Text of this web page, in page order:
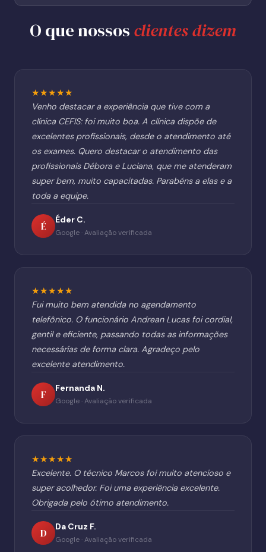
O que nossos clientes dizem
★★★★★
Venho destacar a experiência que tive com a
clínica CEFIS: foi muito boa. A clínica dispõe de
excelentes profissionais, desde o atendimento até
os exames. Quero destacar o atendimento das
profissionais Débora e Luciana, que me atenderam
super bem, muito capacitadas. Parabéns a elas e a
toda a equipe.
É Éder C.
Google · Avaliação verificada
★★★★★
Fui muito bem atendida no agendamento
telefônico. O funcionário Andrean Lucas foi cordial,
gentil e eficiente, passando todas as informações
necessárias de forma clara. Agradeço pelo
excelente atendimento.
F Fernanda N.
Google · Avaliação verificada
★★★★★
Excelente. O técnico Marcos foi muito atencioso e
super acolhedor. Foi uma experiência excelente.
Obrigada pelo ótimo atendimento.
D Da Cruz F.
Google · Avaliação verificada